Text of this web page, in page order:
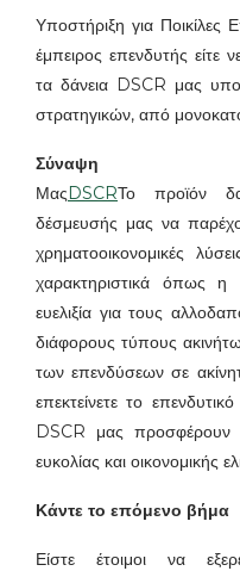
Υποστήριξη για Ποικίλες
έμπειρος επενδυτής είτε
τα δάνεια DSCR μας
στρατηγικών, από
Σύναψη
ΜαςDSCRΤο προϊόν
δέσμευσής μας να
χρηματοοικονομικές
χαρακτηριστικά όπως
ευελιξία για τους
διάφορους τύπους
των επενδύσεων σε
επεκτείνετε το
DSCR μας προσφέρουν
ευκολίας και οικονομικής
Κάντε το επόμενο βήμα
Είστε έτοιμοι να